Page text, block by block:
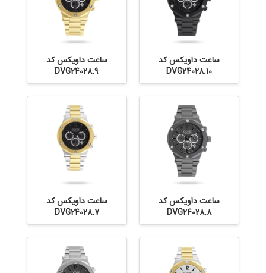
ساعت داویکس کد
DVG24028.10
ساعت داویکس کد
DVG24028.9
ساعت داویکس کد
DVG24028.8
ساعت داویکس کد
DVG24028.7